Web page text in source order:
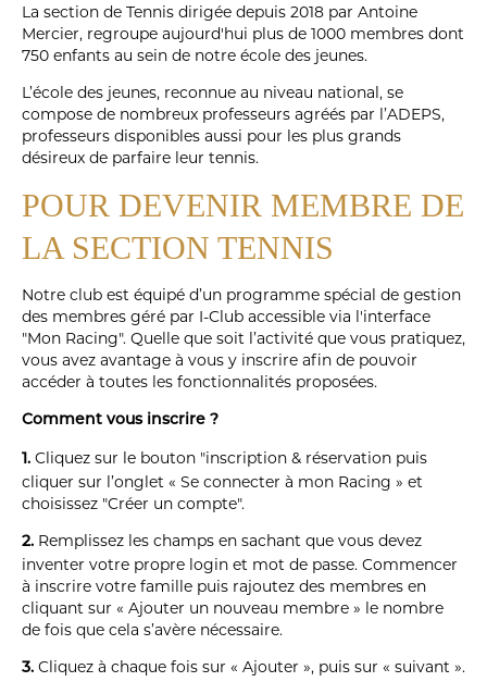
La section de Tennis dirigée depuis 2018 par Antoine
Mercier, regroupe aujourd'hui plus de 1000 membres dont
750 enfants au sein de notre école des jeunes.
L’école des jeunes, reconnue au niveau national, se
compose de nombreux professeurs agréés par l’ADEPS,
professeurs disponibles aussi pour les plus grands
désireux de parfaire leur tennis.
POUR DEVENIR MEMBRE DE
LA SECTION TENNIS
Notre club est équipé d’un programme spécial de gestion
des membres géré par I-Club accessible via l'interface
"Mon Racing". Quelle que soit l’activité que vous pratiquez,
vous avez avantage à vous y inscrire afin de pouvoir
accéder à toutes les fonctionnalités proposées.
Comment vous inscrire ?
1. Cliquez sur le bouton "inscription & réservation puis
cliquer sur l’onglet « Se connecter à mon Racing » et
choisissez "Créer un compte".
2. Remplissez les champs en sachant que vous devez
inventer votre propre login et mot de passe. Commencer
à inscrire votre famille puis rajoutez des membres en
cliquant sur « Ajouter un nouveau membre » le nombre
de fois que cela s’avère nécessaire.
3. Cliquez à chaque fois sur « Ajouter », puis sur « suivant ».